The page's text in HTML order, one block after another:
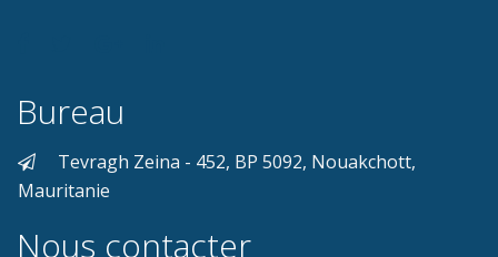
Bureau
Tevragh Zeina - 452, BP 5092, Nouakchott,
Mauritanie
Nous contacter